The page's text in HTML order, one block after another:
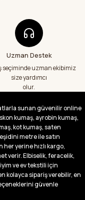
Uzman Destek
seçiminde uzman ekibimiz
size yardımcı
olur.
sunan güvenilir online
kumaş, ayrobin kumaş,
kot kumaş, saten
metre ile satın
yerine hızlı kargo,
verir. Elbiselik, feracelik,
ve ev tekstili için
kolayca sipariş verebilir, en
güvenle